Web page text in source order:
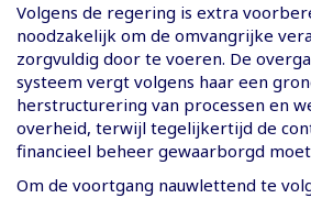
Volgens de regering is extra
noodzakelijk om de omvangrijke
zorgvuldig door te voeren. De
systeem vergt volgens haar een
herstructurering van processen en
overheid, terwijl tegelijkertijd de
financieel beheer gewaarborgd
Om de voortgang nauwlettend te